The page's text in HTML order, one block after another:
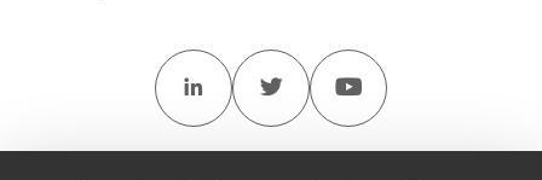
Linkedin Twitter Youtube